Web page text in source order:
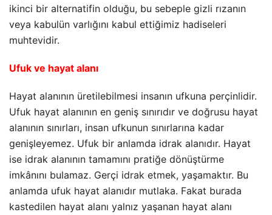
ikinci bir alternatifin olduğu, bu sebeple gizli rızanın
veya kabulün varlığını kabul ettiğimiz hadiseleri
muhtevidir.
Ufuk ve hayat alanı
Hayat alanının üretilebilmesi insanın ufkuna perçinlidir.
Ufuk hayat alanının en geniş sınırıdır ve doğrusu hayat
alanının sınırları, insan ufkunun sınırlarına kadar
genişleyemez. Ufuk bir anlamda idrak alanıdır. Hayat
ise idrak alanının tamamını pratiğe dönüştürme
imkânını bulamaz. Gerçi idrak etmek, yaşamaktır. Bu
anlamda ufuk hayat alanıdır mutlaka. Fakat burada
kastedilen hayat alanı yalnız yaşanan hayat alanı